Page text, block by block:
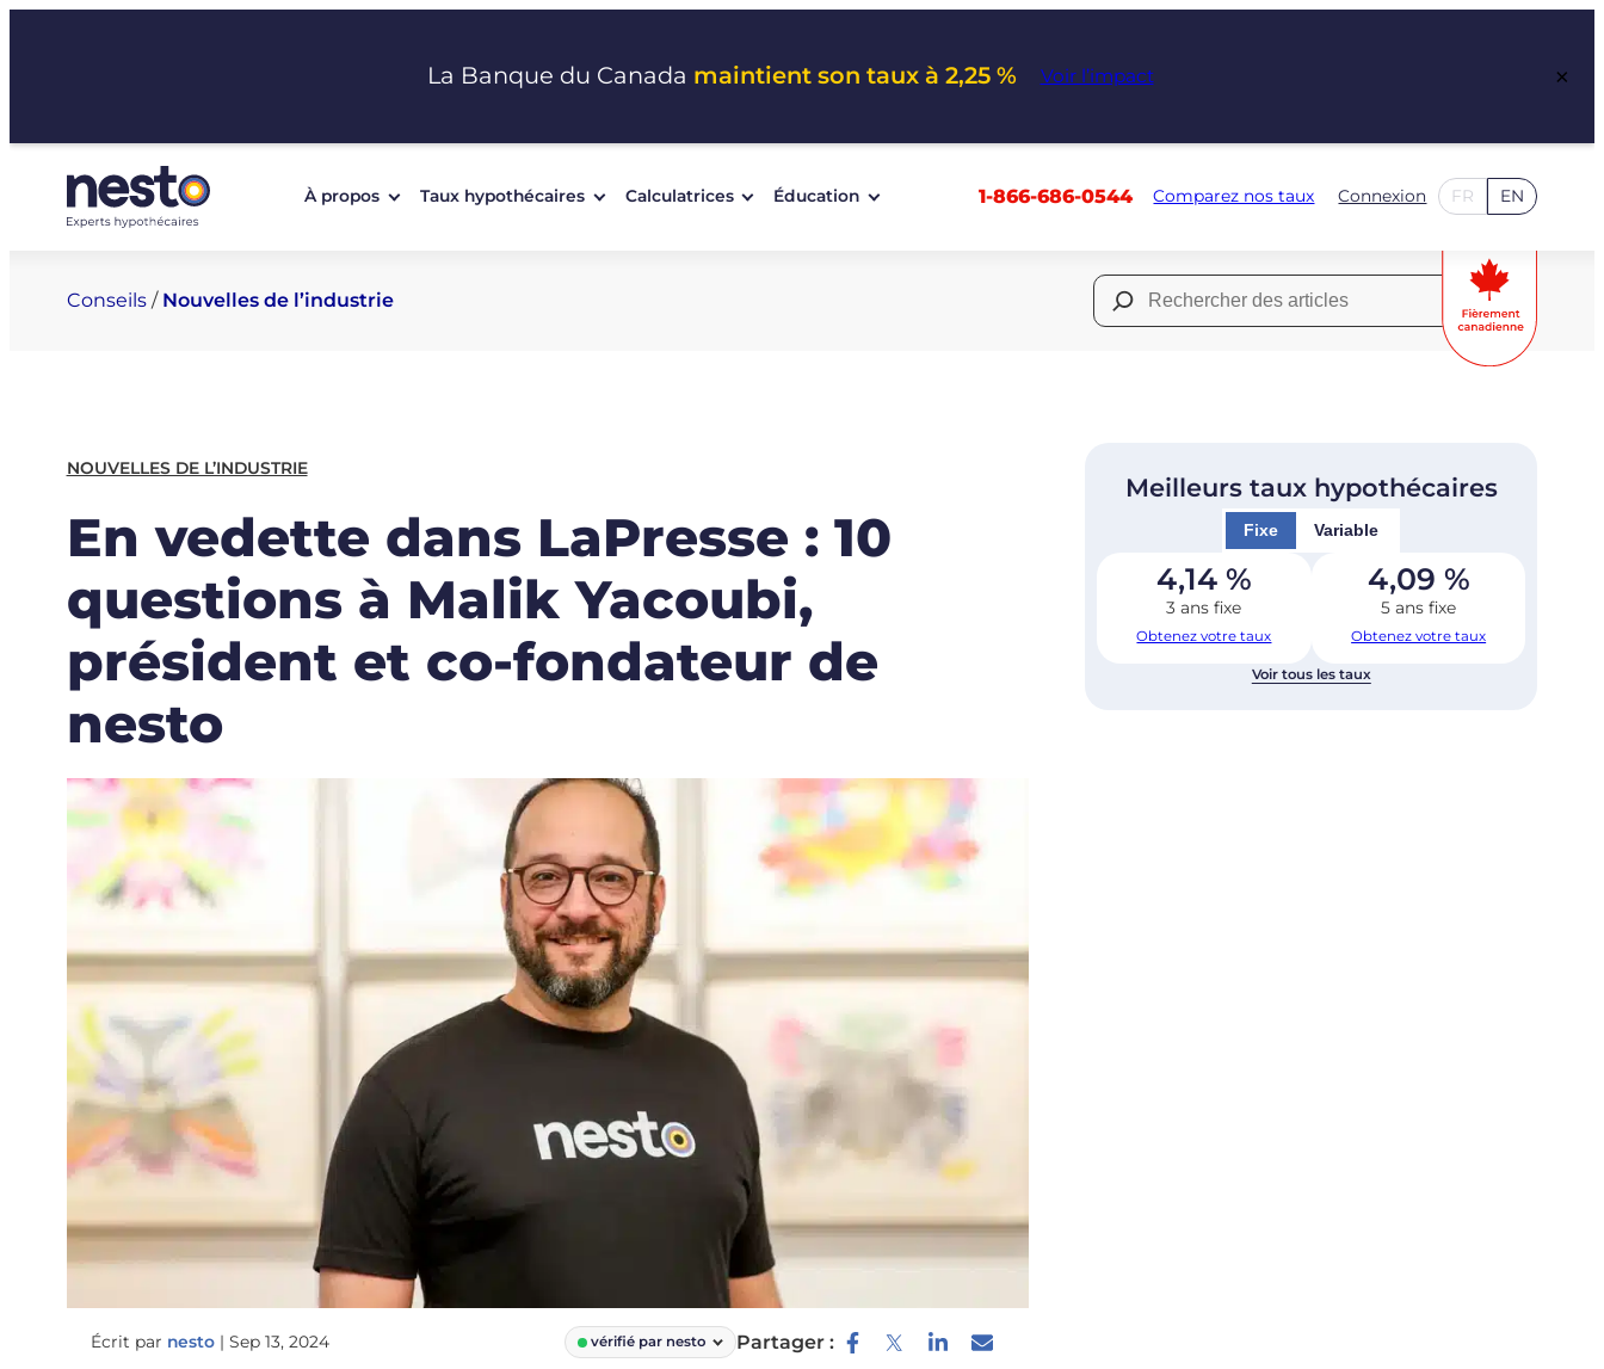
La Banque du Canada maintient son taux à 2,25 % Voir l’impact ×
À propos Taux hypothécaires Calculatrices Éducation 1-866-686-0544 Comparez nos taux Connexion FR EN
Conseils/ Nouvelles de l’industrie Rechercher :
NOUVELLES DE L’INDUSTRIE
En vedette dans LaPresse : 10
questions à Malik Yacoubi,
président et co-fondateur de
nesto
Écrit par nesto | Sep 13, 2024 vérifié par nesto Partager :
Meilleurs taux hypothécaires
Fixe Variable
4,14 %
3 ans fixe
Obtenez votre taux
4,09 %
5 ans fixe
Obtenez votre taux
Voir tous les taux